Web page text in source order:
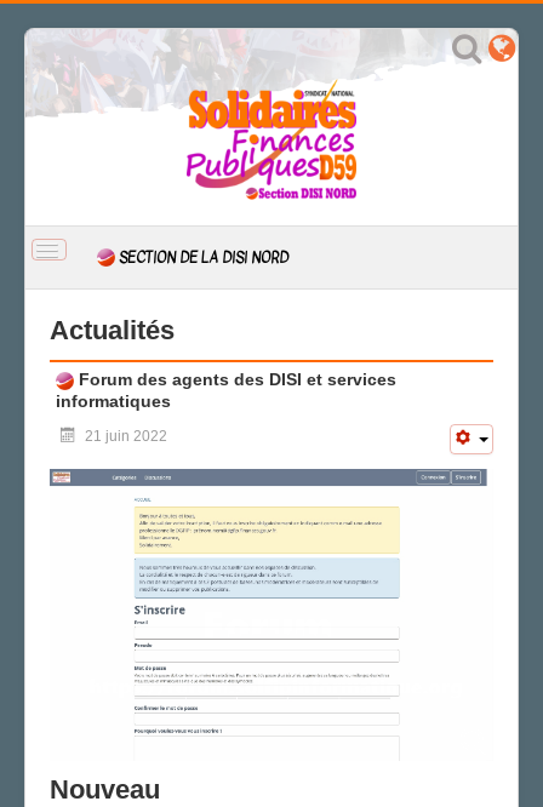
BASCULER
NAVIGATION
SECTION DE LA DISI NORD
CSAL
CAP/Recours
FS SSCT
Action sociale
Archives
LA SECTION
ADHÉRER
Actualités
Forum des agents des DISI et services
informatiques
21 juin 2022
Nouveau